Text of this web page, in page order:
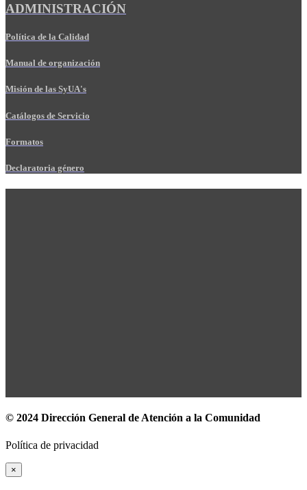
ADMINISTRACIÓN
Política de la Calidad
Manual de organización
Misión de las SyUA's
Catálogos de Servicio
Formatos
Declaratoria género
© 2024 Dirección General de Atención a la Comunidad
Política de privacidad
×